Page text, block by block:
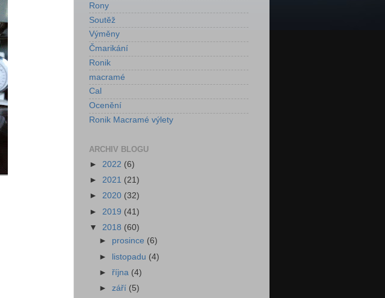
Rony
Soutěž
Výměny
Čmarikání
Ronik
macramé
Cal
Ocenění
Ronik Macramé výlety
ARCHIV BLOGU
► 2022 (6)
► 2021 (21)
► 2020 (32)
► 2019 (41)
▼ 2018 (60)
► prosince (6)
► listopadu (4)
►října (4)
►září (5)